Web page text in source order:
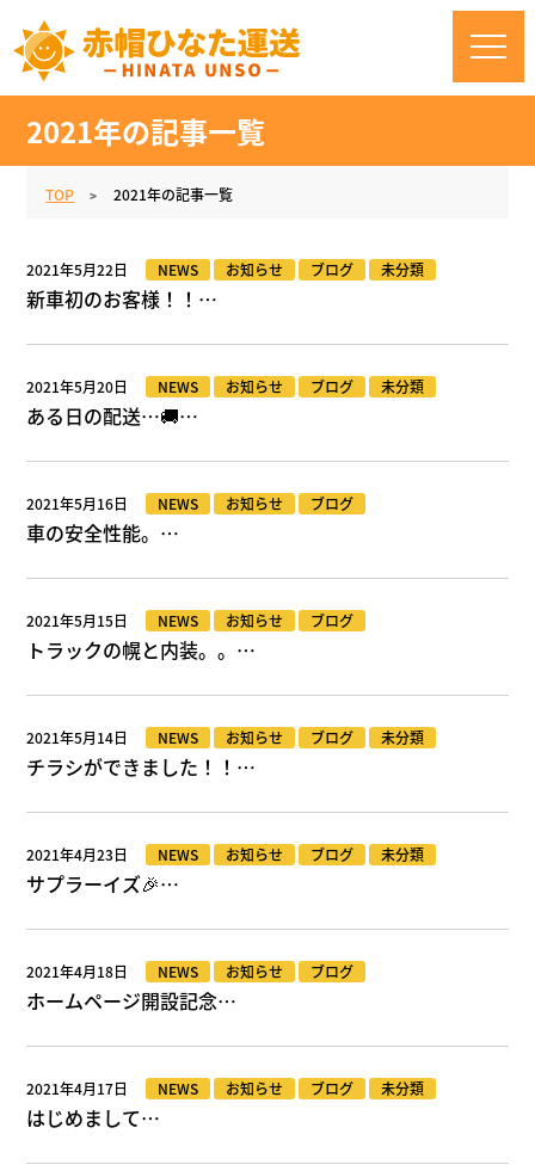
2021年の記事一覧
TOP 2021年の記事一覧
2021年5月22日 NEWS お知らせ ブログ 未分類
新車初のお客様！！…
2021年5月20日 NEWS お知らせ ブログ 未分類
ある日の配送…🚚…
2021年5月16日 NEWS お知らせ ブログ
車の安全性能。…
2021年5月15日 NEWS お知らせ ブログ
トラックの幌と内装。。…
2021年5月14日 NEWS お知らせ ブログ 未分類
チラシができました！！…
2021年4月23日 NEWS お知らせ ブログ 未分類
サプラーイズ🎉…
2021年4月18日 NEWS お知らせ ブログ
ホームページ開設記念…
2021年4月17日 NEWS お知らせ ブログ 未分類
はじめまして…